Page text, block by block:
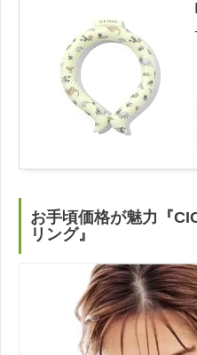
お手頃価格が魅力『
リング』